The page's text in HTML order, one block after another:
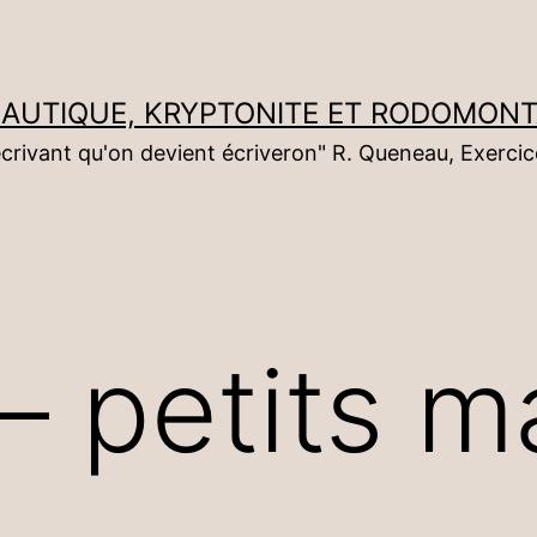
KRYPTONITE ET
qu'on devient écriveron" R. Queneau,
petits